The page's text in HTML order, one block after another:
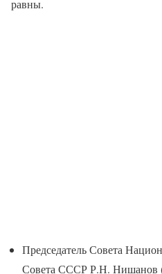
равны.
Председатель Совета
Совета СССР Р.Н. Нишанов